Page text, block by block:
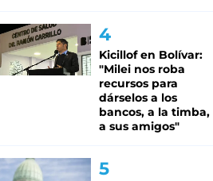
Kicillof en Bolívar:
"Milei nos roba
recursos para
dárselos a los
bancos, a la timba,
a sus amigos"